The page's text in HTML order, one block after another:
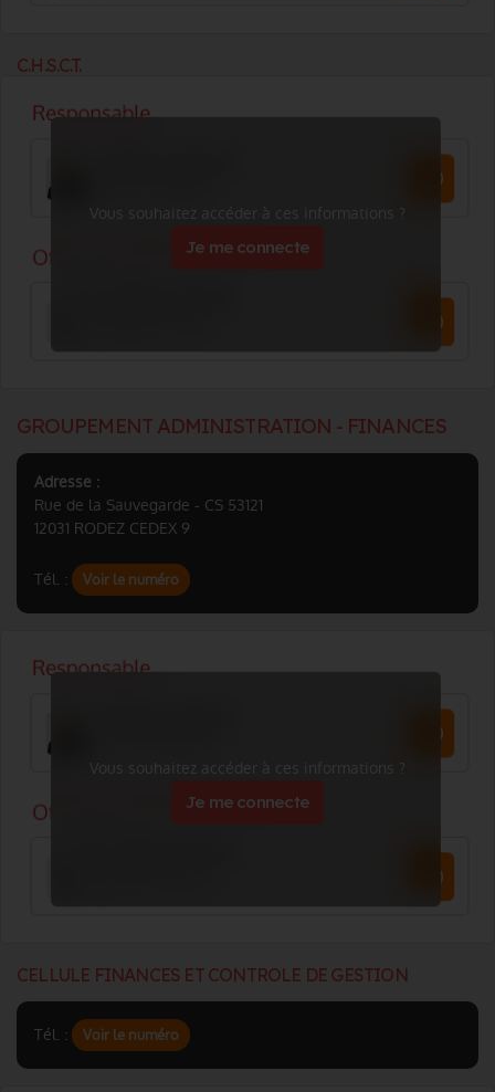
C.H.S.C.T.
Vous souhaitez accéder à ces informations ?
Je me connecte
GROUPEMENT ADMINISTRATION - FINANCES
Adresse :
Rue de la Sauvegarde - CS 53121
12031 RODEZ CEDEX 9
Tél. : Voir le numéro
Vous souhaitez accéder à ces informations ?
Je me connecte
CELLULE FINANCES ET CONTROLE DE GESTION
Tél. : Voir le numéro